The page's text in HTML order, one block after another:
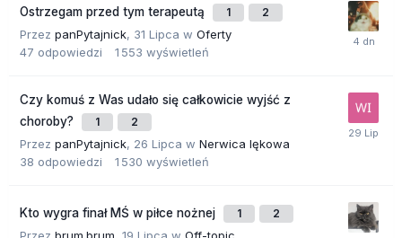
Ostrzegam przed tym terapeutą 1 2
Przez panPytajnick, 31 Lipca w Oferty
47 odpowiedzi 1 553 wyświetleń
Czy komuś z Was udało się całkowicie wyjść z
choroby?
1 2
Przez panPytajnick, 26 Lipca w Nerwica lękowa
38 odpowiedzi 1 530 wyświetleń
Kto wygra finał MŚ w piłce nożnej 1 2